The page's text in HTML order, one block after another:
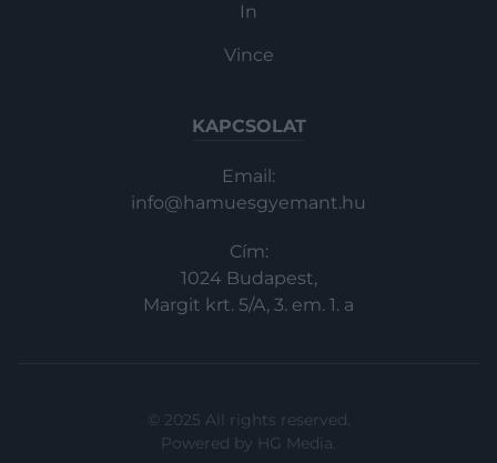
In
Vince
KAPCSOLAT
Email:
info@hamuesgyemant.hu
Cím:
1024 Budapest,
Margit krt. 5/A, 3. em. 1. a
© 2025 All rights reserved.
Powered by HG Media.